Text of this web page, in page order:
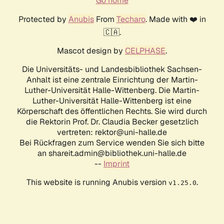
Protected by AnubisFrom Techaro. Made with ❤️ in
🇨🇦.
Mascot design by CELPHASE.
Die Universitäts- und Landesbibliothek Sachsen-
Anhalt ist eine zentrale Einrichtung der Martin-
Luther-Universität Halle-Wittenberg. Die Martin-
Luther-Universität Halle-Wittenberg ist eine
Körperschaft des öffentlichen Rechts. Sie wird durch
die Rektorin Prof. Dr. Claudia Becker gesetzlich
vertreten: rektor@uni-halle.de
Bei Rückfragen zum Service wenden Sie sich bitte
an shareit.admin@bibliothek.uni-halle.de
-- Imprint
This website is running Anubis version v1.25.0.